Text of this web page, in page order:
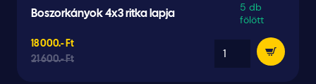
Boszorkányok 4x3 ritka lapja
5 db
fölött
18 000.- Ft
21 600.- Ft